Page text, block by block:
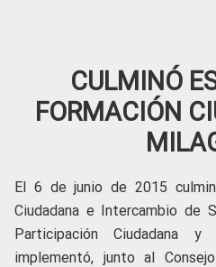
CULMINÓ
FORMACIÓN
El 6 de junio de 2015
Ciudadana e Intercambio de
Participación Ciudadana y
implementó, junto al